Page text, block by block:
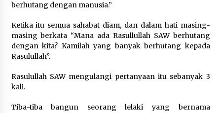
berhutang dengan manusia.”
Ketika itu semua sahabat diam, dan dalam hati masing-
masing berkata “Mana ada Rasullullah SAW berhutang
dengan kita? Kamilah yang banyak berhutang kepada
Rasulullah”.
Rasulullah SAW mengulangi pertanyaan itu sebanyak 3
kali.
Tiba-tiba bangun seorang lelaki yang bernama